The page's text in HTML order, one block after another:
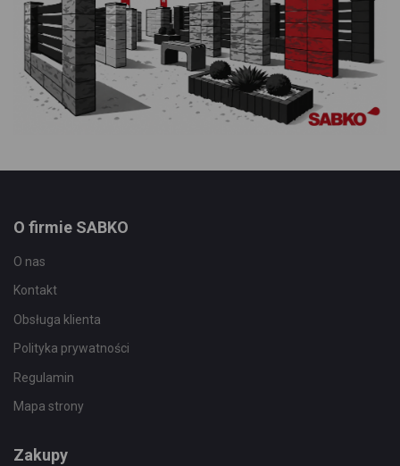
O firmie SABKO
O nas
Kontakt
Obsługa klienta
Polityka prywatności
Regulamin
Mapa strony
Zakupy